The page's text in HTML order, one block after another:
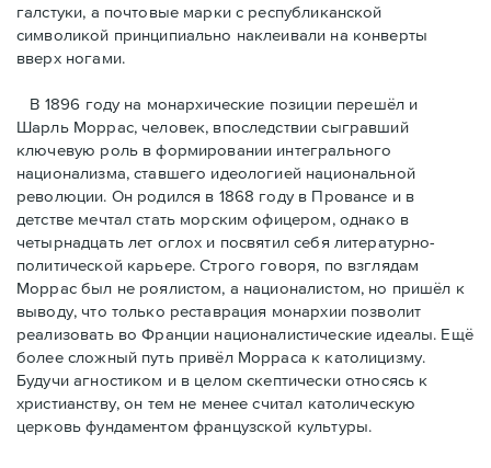
галстуки, а почтовые марки с республиканской
символикой принципиально наклеивали на конверты
вверх ногами.
В 1896 году на монархические позиции перешёл и
Шарль Моррас, человек, впоследствии сыгравший
ключевую роль в формировании интегрального
национализма, ставшего идеологией национальной
революции. Он родился в 1868 году в Провансе и в
детстве мечтал стать морским офицером, однако в
четырнадцать лет оглох и посвятил себя литературно-
политической карьере. Строго говоря, по взглядам
Моррас был не роялистом, а националистом, но пришёл к
выводу, что только реставрация монархии позволит
реализовать во Франции националистические идеалы. Ещё
более сложный путь привёл Морраса к католицизму.
Будучи агностиком и в целом скептически относясь к
христианству, он тем не менее считал католическую
церковь фундаментом французской культуры.